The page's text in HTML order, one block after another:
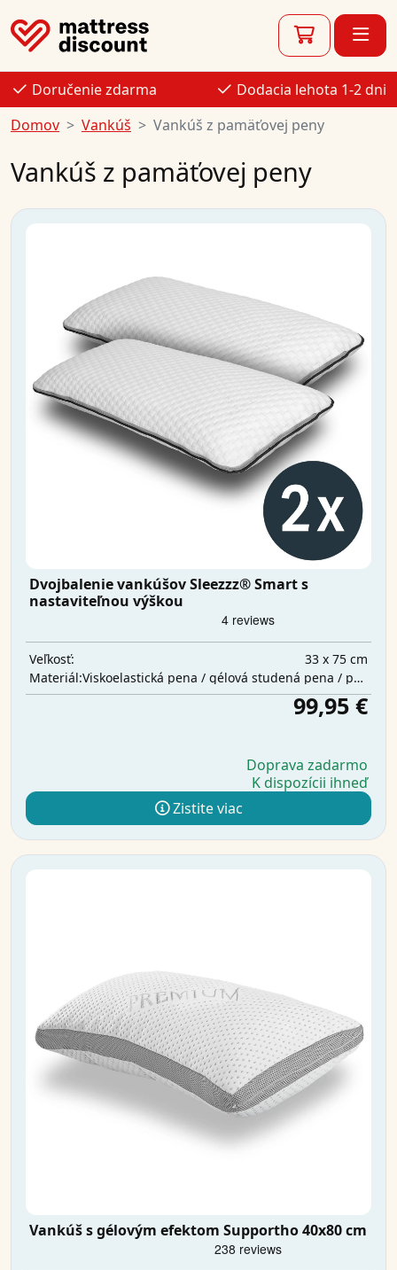
Doručenie zdarma
Dodacia lehota 1-2 dni
Domov
Vankúš Vankúš z pamäťovej peny
Vankúš z pamäťovej peny
Dvojbalenie vankúšov Sleezzz® Smart s
nastaviteľnou výškou
Veľkosť:
33 x 75 cm
Materiál:
Viskoelastická pena / gélová studená pena / polyesterová vata
99,95 €
Doprava zadarmo
K dispozícii ihneď
Zistite viac
Vankúš s gélovým efektom Supportho 40x80 cm